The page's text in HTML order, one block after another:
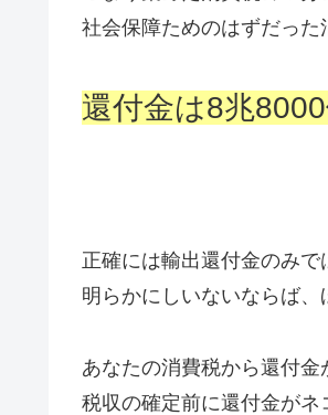
社会保障ためのはずだった
還付金は8兆8000
正確には輸出還付金のみで
明らかにしいないならば、
あなたの消費税から還付金
税収の確定前に還付金がネ